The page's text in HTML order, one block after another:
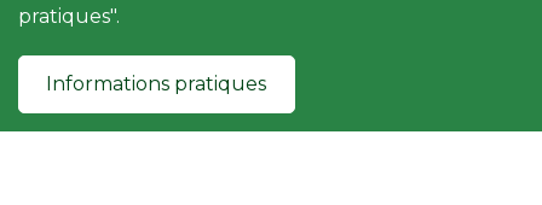
pratiques".
Informations pratiques